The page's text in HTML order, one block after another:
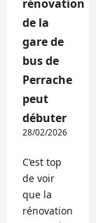
rénovation
de la
gare de
bus de
Perrache
peut
débuter
28/02/2026
C’est top
de voir
que la
rénovation